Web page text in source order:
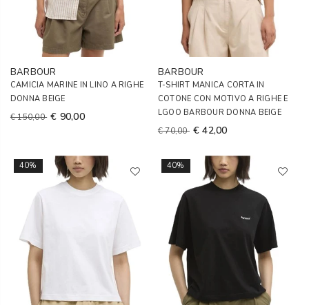
BARBOUR
CAMICIA MARINE IN LINO A RIGHE
DONNA BEIGE
€ 150,00 € 90,00
BARBOUR
T-SHIRT MANICA CORTA IN
COTONE CON MOTIVO A RIGHE E
LGOO BARBOUR DONNA BEIGE
€ 70,00 € 42,00
40% 40%